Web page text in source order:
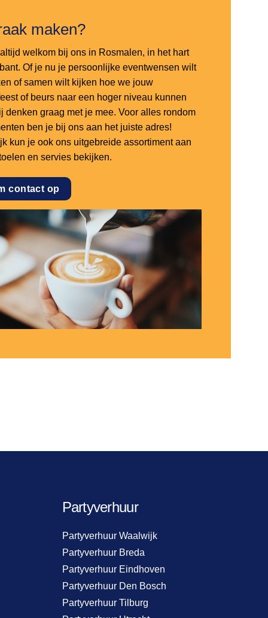
maken?
welkom bij ons in Rosmalen, in het hart
Of je nu je persoonlijke eventwensen wilt
of samen wilt kijken hoe we jouw
of beurs naar een hoger niveau kunnen
denken graag met je mee. Voor alles rondom
ben je bij ons aan het juiste adres!
kun je ook ons uitgebreide assortiment aan
en servies bekijken.
contact op
Partyverhuur
Partyverhuur Waalwijk
Partyverhuur Breda
Partyverhuur Eindhoven
Partyverhuur Den Bosch
Partyverhuur Tilburg